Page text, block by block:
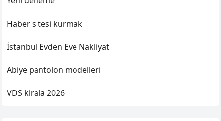
Haber sitesi kurmak
İstanbul Evden Eve Nakliyat
Abiye pantolon modelleri
VDS kirala 2026